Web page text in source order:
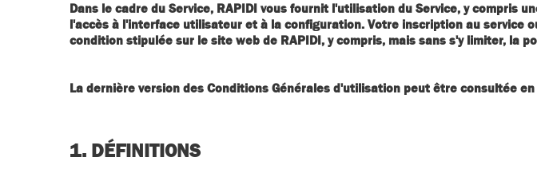
Dans le cadre du Service, RAPIDI vous fournit l'utilisation du Service, y compris
l'accès à l'interface utilisateur et à la configuration. Votre inscription au
condition stipulée sur le site web de RAPIDI, y compris, mais sans s'y limiter, la
La dernière version des Conditions Générales d'utilisation peut être consultée
1. DÉFINITIONS